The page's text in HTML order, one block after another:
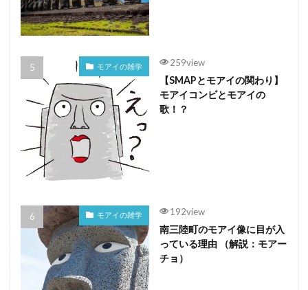
モアイの雑学 259view
【SMAPとモアイの関わり】
モアイコンビとモアイの
歌！？
モアイの雑学 192view
南三陸町のモアイ像に目が入
っている理由 （解説：モアー
チョ）